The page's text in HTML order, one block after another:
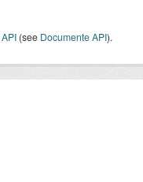
API (see Documente API).